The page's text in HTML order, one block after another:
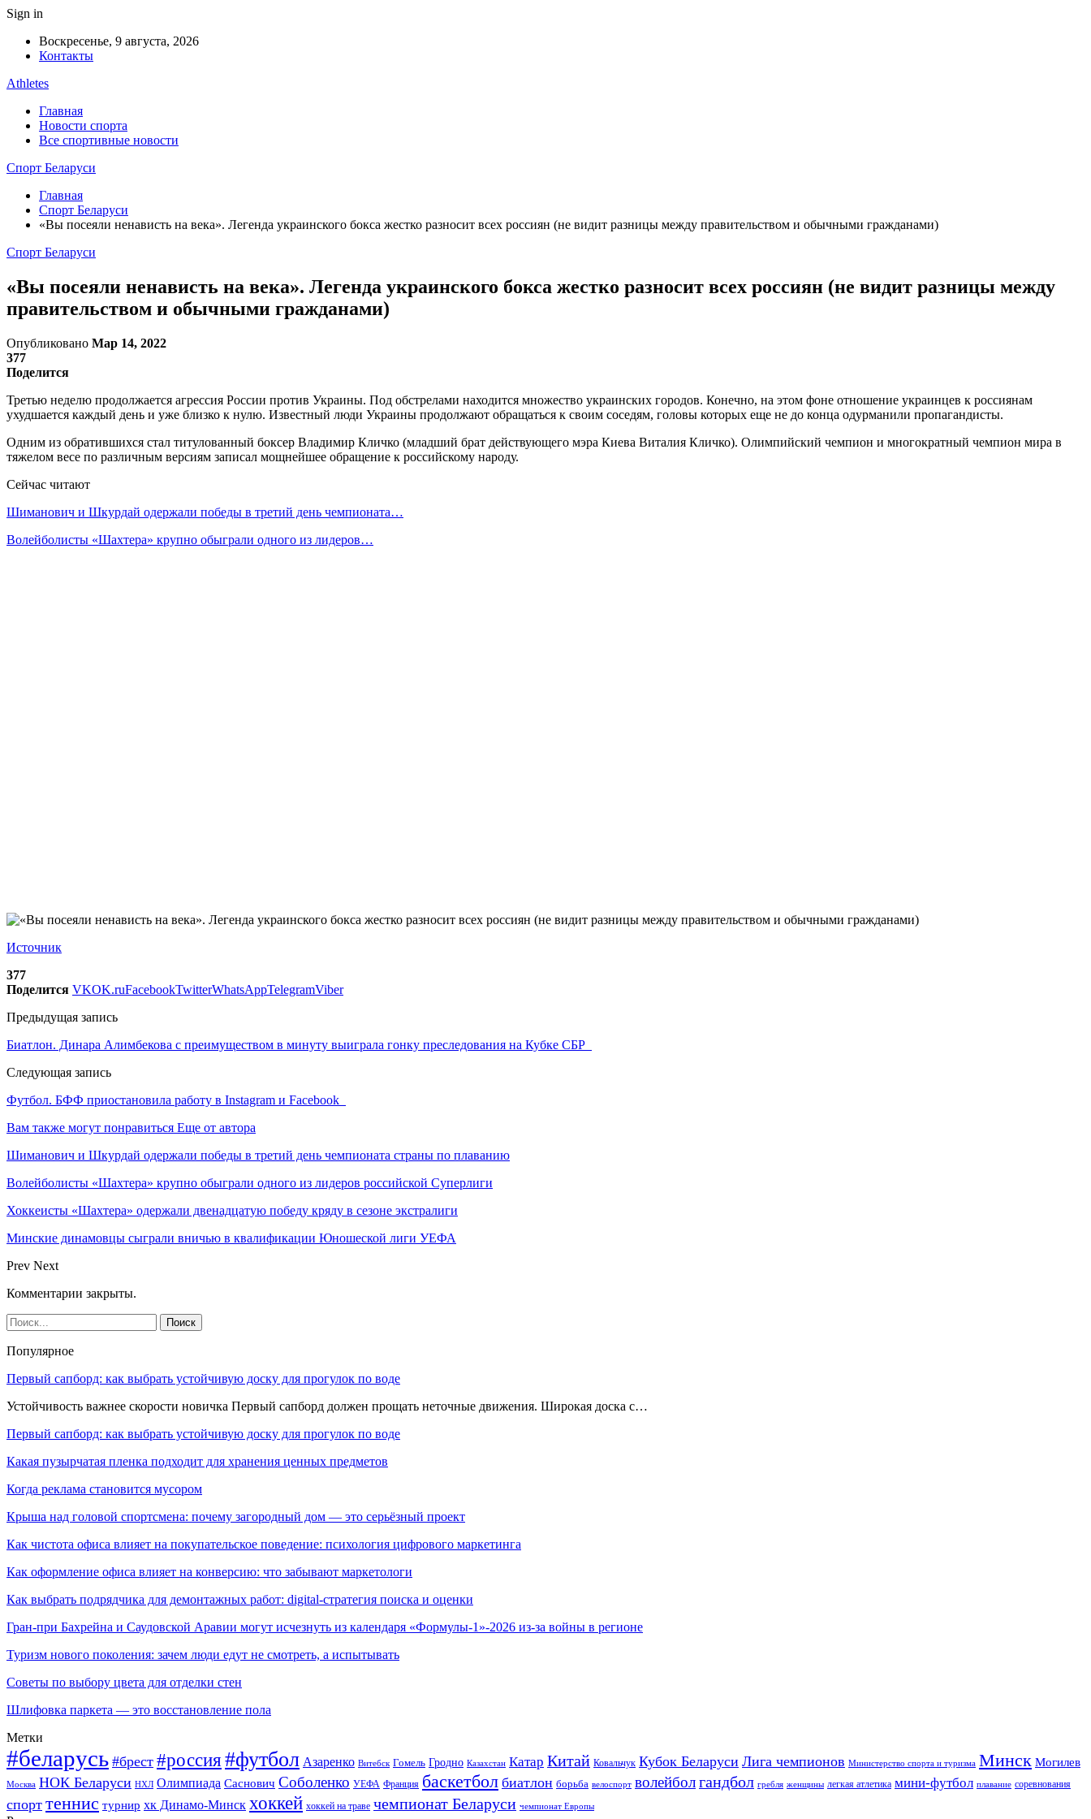
Sign in
Воскресенье, 9 августа, 2026
Контакты
Athletes
Главная
Новости спорта
Все спортивные новости
Спорт Беларуси
Главная
Спорт Беларуси
«Вы посеяли ненависть на века». Легенда украинского бокса жестко разносит всех россиян (не видит разницы между правительством и обычными гражданами)
Спорт Беларуси
«Вы посеяли ненависть на века». Легенда украинского бокса жестко разносит всех россиян (не видит разницы между
правительством и обычными гражданами)
Опубликовано Мар 14, 2022
377
Поделится
Третью неделю продолжается агрессия России против Украины. Под обстрелами находится множество украинских городов. Конечно, на этом фоне отношение украинцев к россиянам
ухудшается каждый день и уже близко к нулю. Известный люди Украины продолжают обращаться к своим соседям, головы которых еще не до конца одурманили пропагандисты.
Одним из обратившихся стал титулованный боксер Владимир Кличко (младший брат действующего мэра Киева Виталия Кличко). Олимпийский чемпион и многократный чемпион мира в
тяжелом весе по различным версиям записал мощнейшее обращение к российскому народу.
Сейчас читают
Шиманович и Шкурдай одержали победы в третий день чемпионата…
Волейболисты «Шахтера» крупно обыграли одного из лидеров…
Источник
377
Поделится VKOK.ruFacebookTwitterWhatsAppTelegramViber
Предыдущая запись
Биатлон. Динара Алимбекова с преимуществом в минуту выиграла гонку преследования на Кубке СБР
Следующая запись
Футбол. БФФ приостановила работу в Instagram и Facebook
Вам также могут понравиться Еще от автора
Шиманович и Шкурдай одержали победы в третий день чемпионата страны по плаванию
Волейболисты «Шахтера» крупно обыграли одного из лидеров российской Суперлиги
Хоккеисты «Шахтера» одержали двенадцатую победу кряду в сезоне экстралиги
Минские динамовцы сыграли вничью в квалификации Юношеской лиги УЕФА
Prev Next
Комментарии закрыты.
Популярное
Первый сапборд: как выбрать устойчивую доску для прогулок по воде
Устойчивость важнее скорости новичка Первый сапборд должен прощать неточные движения. Широкая доска с…
Первый сапборд: как выбрать устойчивую доску для прогулок по воде
Какая пузырчатая пленка подходит для хранения ценных предметов
Когда реклама становится мусором
Крыша над головой спортсмена: почему загородный дом — это серьёзный проект
Как чистота офиса влияет на покупательское поведение: психология цифрового маркетинга
Как оформление офиса влияет на конверсию: что забывают маркетологи
Как выбрать подрядчика для демонтажных работ: digital-стратегия поиска и оценки
Гран-при Бахрейна и Саудовской Аравии могут исчезнуть из календаря «Формулы-1»-2026 из-за войны в регионе
Туризм нового поколения: зачем люди едут не смотреть, а испытывать
Советы по выбору цвета для отделки стен
Шлифовка паркета — это восстановление пола
Метки
#беларусь #брест #россия#футбол Азаренко Витебск Гомель Гродно Казахстан Катар Китай Ковальчук Кубок Беларуси Лига чемпионов Министерство спорта и туризма Минск Могилев
Москва НОК Беларуси НХЛ Олимпиада Саснович Соболенко УЕФА Франция баскетбол биатлон борьба велоспорт волейболгандбол гребля женщины легкая атлетика мини-футбол плавание соревнования
спорт теннис турнир хк Динамо-Минск хоккей хоккей на траве чемпионат Беларуси чемпионат Европы